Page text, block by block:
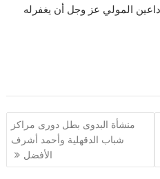
المولي عز وجل أن يغفرله
منشأة البدوى بطل دورى مراكز
شباب الدقهلية وأحمد أشرف
الأفضل